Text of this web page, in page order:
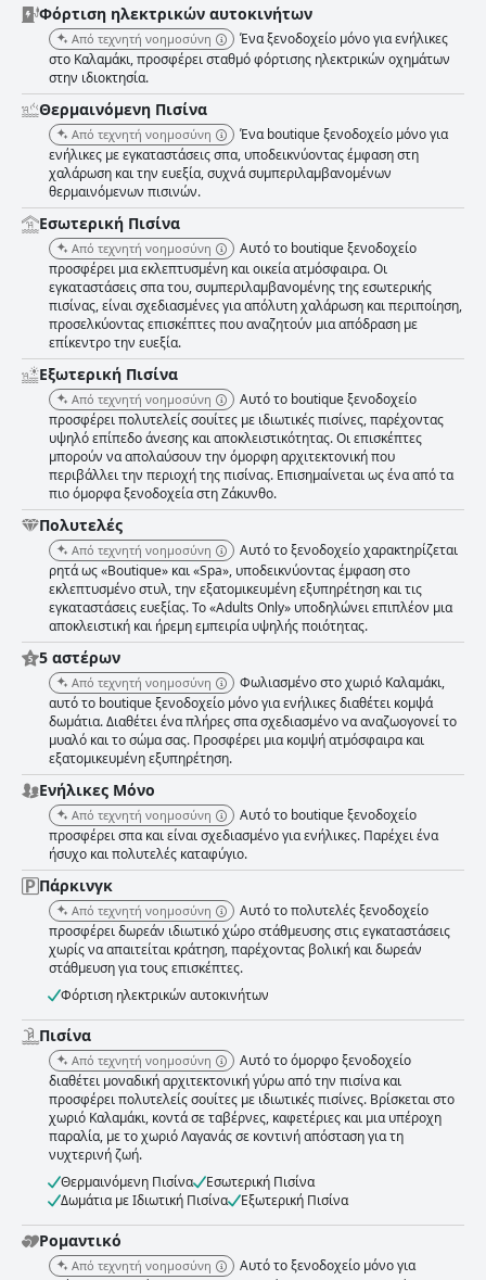
Φόρτιση ηλεκτρικών αυτοκινήτων
Από τεχνητή νοημοσύνη
Ένα ξενοδοχείο μόνο για ενήλικες
στο Καλαμάκι, προσφέρει σταθμό φόρτισης ηλεκτρικών οχημάτων
στην ιδιοκτησία.
Θερμαινόμενη Πισίνα
Από τεχνητή νοημοσύνη
Ένα boutique ξενοδοχείο μόνο για
ενήλικες με εγκαταστάσεις σπα, υποδεικνύοντας έμφαση στη
χαλάρωση και την ευεξία, συχνά συμπεριλαμβανομένων
θερμαινόμενων πισινών.
Εσωτερική Πισίνα
Από τεχνητή νοημοσύνη
Αυτό το boutique ξενοδοχείο
προσφέρει μια εκλεπτυσμένη και οικεία ατμόσφαιρα. Οι
εγκαταστάσεις σπα του, συμπεριλαμβανομένης της εσωτερικής
πισίνας, είναι σχεδιασμένες για απόλυτη χαλάρωση και περιποίηση,
προσελκύοντας επισκέπτες που αναζητούν μια απόδραση με
επίκεντρο την ευεξία.
Εξωτερική Πισίνα
Από τεχνητή νοημοσύνη
Αυτό το boutique ξενοδοχείο
προσφέρει πολυτελείς σουίτες με ιδιωτικές πισίνες, παρέχοντας
υψηλό επίπεδο άνεσης και αποκλειστικότητας. Οι επισκέπτες
μπορούν να απολαύσουν την όμορφη αρχιτεκτονική που
περιβάλλει την περιοχή της πισίνας. Επισημαίνεται ως ένα από τα
πιο όμορφα ξενοδοχεία στη Ζάκυνθο.
Πολυτελές
Από τεχνητή νοημοσύνη
Αυτό το ξενοδοχείο χαρακτηρίζεται
ρητά ως «Boutique» και «Spa», υποδεικνύοντας έμφαση στο
εκλεπτυσμένο στυλ, την εξατομικευμένη εξυπηρέτηση και τις
εγκαταστάσεις ευεξίας. Το «Adults Only» υποδηλώνει επιπλέον μια
αποκλειστική και ήρεμη εμπειρία υψηλής ποιότητας.
5 αστέρων
Από τεχνητή νοημοσύνη
Φωλιασμένο στο χωριό Καλαμάκι,
αυτό το boutique ξενοδοχείο μόνο για ενήλικες διαθέτει κομψά
δωμάτια. Διαθέτει ένα πλήρες σπα σχεδιασμένο να αναζωογονεί το
μυαλό και το σώμα σας. Προσφέρει μια κομψή ατμόσφαιρα και
εξατομικευμένη εξυπηρέτηση.
Ενήλικες Μόνο
Από τεχνητή νοημοσύνη
Αυτό το boutique ξενοδοχείο
προσφέρει σπα και είναι σχεδιασμένο για ενήλικες. Παρέχει ένα
ήσυχο και πολυτελές καταφύγιο.
Πάρκινγκ
Από τεχνητή νοημοσύνη
Αυτό το πολυτελές ξενοδοχείο
προσφέρει δωρεάν ιδιωτικό χώρο στάθμευσης στις εγκαταστάσεις
χωρίς να απαιτείται κράτηση, παρέχοντας βολική και δωρεάν
στάθμευση για τους επισκέπτες.
Φόρτιση ηλεκτρικών αυτοκινήτων
Πισίνα
Από τεχνητή νοημοσύνη
Αυτό το όμορφο ξενοδοχείο
διαθέτει μοναδική αρχιτεκτονική γύρω από την πισίνα και
προσφέρει πολυτελείς σουίτες με ιδιωτικές πισίνες. Βρίσκεται στο
χωριό Καλαμάκι, κοντά σε ταβέρνες, καφετέριες και μια υπέροχη
παραλία, με το χωριό Λαγανάς σε κοντινή απόσταση για τη
νυχτερινή ζωή.
Θερμαινόμενη Πισίνα
Εσωτερική Πισίνα
Δωμάτια με Ιδιωτική Πισίνα
Εξωτερική Πισίνα
Ρομαντικό
Από τεχνητή νοημοσύνη
Αυτό το ξενοδοχείο μόνο για